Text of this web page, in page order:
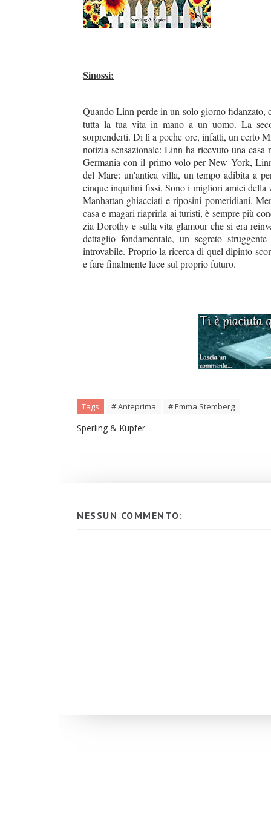
Sinossi:
Quando Linn perde in un solo giorno fidanzato,
tutta la tua vita in mano a un uomo. La
sorprenderti. Di lì a poche ore, infatti, un certo
notizia sensazionale: Linn ha ricevuto una
Germania con il primo volo per New York,
del Mare: un'antica villa, un tempo adibita a
cinque inquilini fissi. Sono i migliori amici della
Manhattan ghiacciati e riposini pomeridiani.
casa e magari riaprirla ai turisti, è sempre più
zia Dorothy e sulla vita glamour che si era
dettaglio fondamentale, un segreto
introvabile. Proprio la ricerca di quel dipinto
e fare finalmente luce sul proprio futuro.
Tags # Anteprima # Emma Stemberg
Sperling & Kupfer
NESSUN COMMENTO: